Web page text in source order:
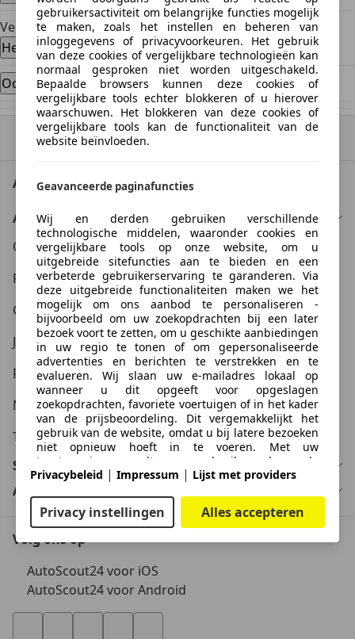
Veelgestelde vragen
Heb je nog vragen of hulp nodig?
Occasions verkopen in Nederland
AutoScout24: Europees online autoplatform.
AutoScout24
Over AutoScout24
Pers
Carrière
Juridische informatie
Privacy
Media
Toegankelijkheidsverklaring
Service
Autobedrijf
Volg ons op
AutoScout24 voor iOS
AutoScout24 voor Android
gebruikersactiviteit om belangrijke functies mogelijk
te maken, zoals het instellen en beheren van
inloggegevens of privacyvoorkeuren. Het gebruik
van deze cookies of vergelijkbare technologieën kan
normaal gesproken niet worden uitgeschakeld.
Bepaalde browsers kunnen deze cookies of
vergelijkbare tools echter blokkeren of u hierover
waarschuwen. Het blokkeren van deze cookies of
vergelijkbare tools kan de functionaliteit van de
website beïnvloeden.
Geavanceerde paginafuncties
Wij en derden gebruiken verschillende
technologische middelen, waaronder cookies en
vergelijkbare tools op onze website, om u
uitgebreide sitefuncties aan te bieden en een
verbeterde gebruikerservaring te garanderen. Via
deze uitgebreide functionaliteiten maken we het
mogelijk om ons aanbod te personaliseren -
bijvoorbeeld om uw zoekopdrachten bij een later
bezoek voort te zetten, om u geschikte aanbiedingen
in uw regio te tonen of om gepersonaliseerde
advertenties en berichten te verstrekken en te
evalueren. Wij slaan uw e-mailadres lokaal op
wanneer u dit opgeeft voor opgeslagen
zoekopdrachten, favoriete voertuigen of in het kader
van de prijsbeoordeling. Dit vergemakkelijkt het
gebruik van de website, omdat u bij latere bezoeken
niet opnieuw hoeft in te voeren. Met uw
toestemming wordt op gebruik gebaseerde
informatie verzonden naar dealers waarmee u
door de aanbieders gebruikt om informatie die u
verstrekt bij het indienen van
financieringsaanvragen gedurende 30 dagen op te
slaan en deze binnen deze periode automatisch te
te vullen. Zonder het gebruik van dergelijke
cookies/tools kunnen dergelijke uitgebreide functies
Privacybeleid | Impressum | Lijst met providers
Privacy instellingen Alles accepteren